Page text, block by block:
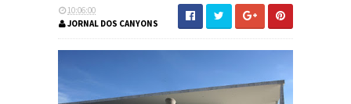
10:06:00
JORNAL DOS CANYONS